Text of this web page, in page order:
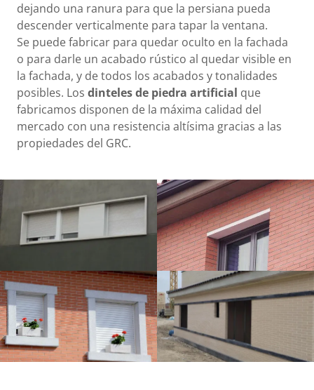
dejando una ranura para que la persiana pueda
descender verticalmente para tapar la ventana.
Se puede fabricar para quedar oculto en la fachada
o para darle un acabado rústico al quedar visible en
la fachada, y de todos los acabados y tonalidades
posibles. Los dinteles de piedra artificial que
fabricamos disponen de la máxima calidad del
mercado con una resistencia altísima gracias a las
propiedades del GRC.